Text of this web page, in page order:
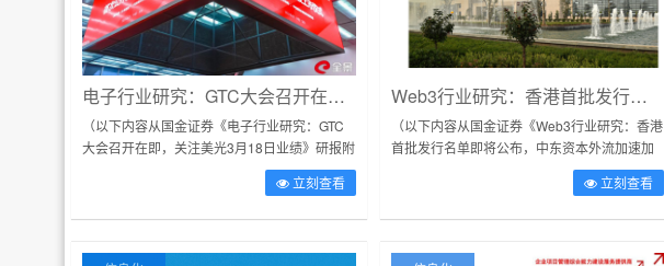
电子行业研究：GTC大会召开在即，关注美光3月18日业绩
（以下内容从国金证券《电子行业研究：GTC
大会召开在即，关注美光3月18日业绩》研报附
件原文摘录）电子周观点GTC大会召开在即，
立刻查看
Web3行业研究：香港首批发行名单即将公布，中东资本外流加速加密采用
（以下内容从国金证券《Web3行业研究：香港
首批发行名单即将公布，中东资本外流加速加
密采用》研报附件原文摘录）投资逻辑本周美
国2025年第四季度GDP增速大...
立刻查看